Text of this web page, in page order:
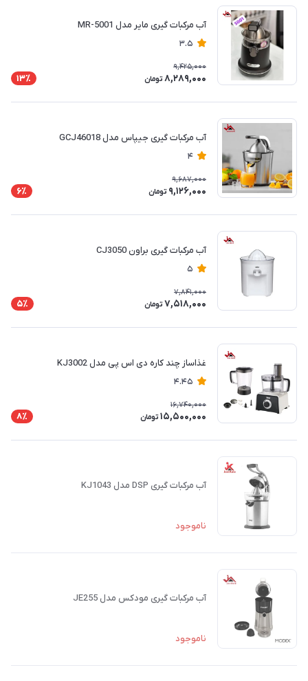
آب مرکبات گیری مایر مدل MR-5001
3.5
9,425,000
8,289,000 تومان 13٪
آب مرکبات گیری جیپاس مدل GCJ46018
4
9,687,000
9,126,000 تومان 6٪
آب مرکبات گیری براون CJ3050
5
7,841,000
7,518,000 تومان 5٪
غذاساز چند کاره دی اس پی مدل KJ3002
4.45
16,740,000
15,500,000 تومان 8٪
آب مرکبات گیری DSP مدل KJ1043
ناموجود
آب مرکبات گیری مودکس مدل JE255
ناموجود